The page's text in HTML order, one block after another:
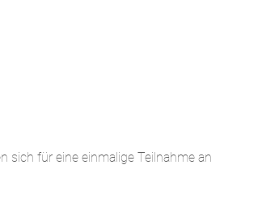
sich für eine einmalige Teilnahme an